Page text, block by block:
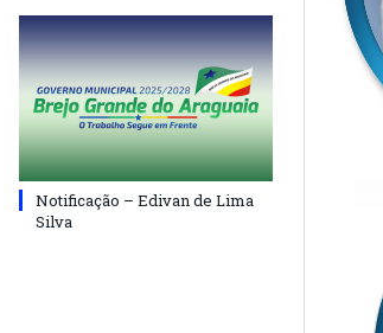
Notificação – Edivan de Lima
Silva